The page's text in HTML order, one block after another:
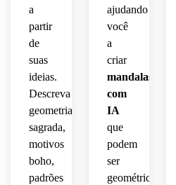
e
alta
qualidade
com
energia
cósmica.
artesanato
detalhado
acabamento
limpo
galeria.
artesanal
a
partir
de
suas
ideias.
Descreva
geometria
sagrada,
motivos
boho,
padrões
ajudando
você
a
criar
mandalas
com
IA
que
podem
ser
geométricas,